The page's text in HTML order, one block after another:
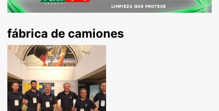
fábrica de camiones